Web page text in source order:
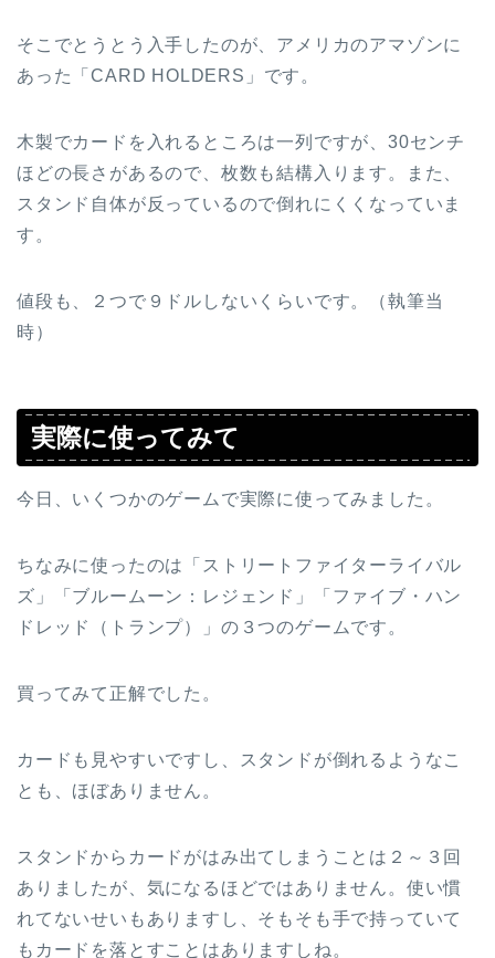
そこでとうとう入手したのが、アメリカのアマゾンに
あった「CARD HOLDERS」です。
木製でカードを入れるところは一列ですが、30センチ
ほどの長さがあるので、枚数も結構入ります。また、
スタンド自体が反っているので倒れにくくなっていま
す。
値段も、２つで９ドルしないくらいです。（執筆当
時）
実際に使ってみて
今日、いくつかのゲームで実際に使ってみました。
ちなみに使ったのは「ストリートファイターライバル
ズ」「ブルームーン：レジェンド」「ファイブ・ハン
ドレッド（トランプ）」の３つのゲームです。
買ってみて正解でした。
カードも見やすいですし、スタンドが倒れるようなこ
とも、ほぼありません。
スタンドからカードがはみ出てしまうことは２～３回
ありましたが、気になるほどではありません。使い慣
れてないせいもありますし、そもそも手で持っていて
もカードを落とすことはありますしね。